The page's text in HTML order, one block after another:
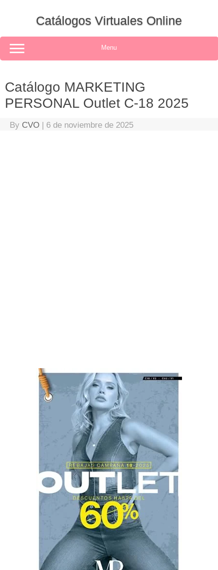
Catálogos Virtuales Online
Menu
Catálogo MARKETING
PERSONAL Outlet C-18 2025
By CVO | 6 de noviembre de 2025